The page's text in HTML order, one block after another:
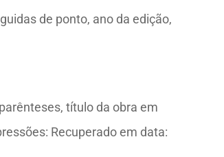
de ponto, ano da edição,
título da obra em
Recuperado em data: